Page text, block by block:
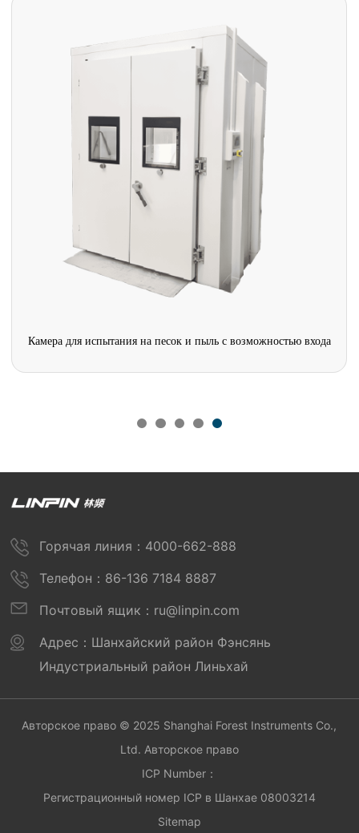
Камера для испытания на песок и пыль с возможностью входа
Горячая линия：4000-662-888
Телефон：86-136 7184 8887
Почтовый ящик：ru@linpin.com
Адрес：Шанхайский район Фэнсянь
Индустриальный район Линьхай
Авторское право © 2025 Shanghai Forest Instruments Co.,
Ltd. Авторское право
ICP Number：
Регистрационный номер ICP в Шанхае 08003214
Sitemap